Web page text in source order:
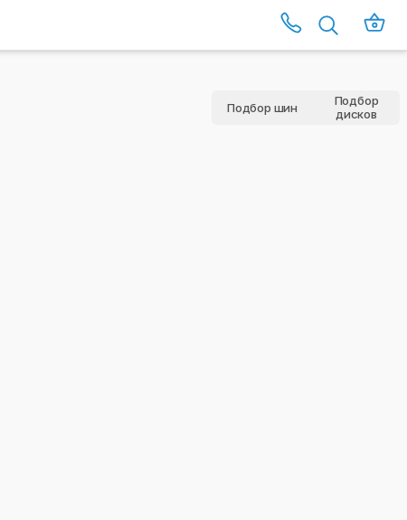
Подбор шин
Подбор
дисков